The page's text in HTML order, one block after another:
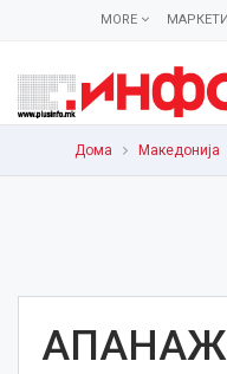
MORE
Дома Македонија